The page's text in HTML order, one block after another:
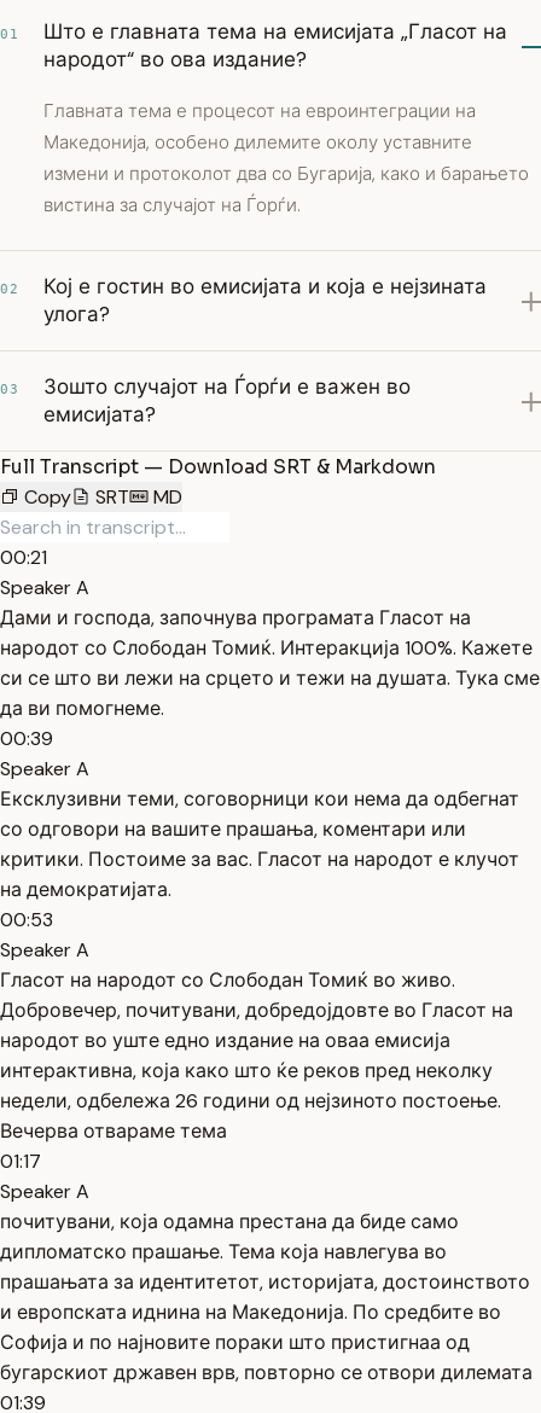
01
Што е главната тема на емисијата „Гласот на
народот“ во ова издание?
Главната тема е процесот на евроинтеграции на
Македонија, особено дилемите околу уставните
измени и протоколот два со Бугарија, како и барањето
вистина за случајот на Ѓорѓи.
02
Кој е гостин во емисијата и која е нејзината
улога?
03
Зошто случајот на Ѓорѓи е важен во
емисијата?
Full Transcript — Download SRT & Markdown
Copy
SRT MD
00:21
Speaker A
Дами и господа, започнува програмата Гласот на
народот со Слободан Томиќ. Интеракција 100%. Кажете
си се што ви лежи на срцето и тежи на душата. Тука сме
да ви помогнеме.
00:39
Speaker A
Ексклузивни теми, соговорници кои нема да одбегнат
со одговори на вашите прашања, коментари или
критики. Постоиме за вас. Гласот на народот е клучот
на демократијата.
00:53
Speaker A
Гласот на народот со Слободан Томиќ во живо.
Добровечер, почитувани, добредојдовте во Гласот на
народот во уште едно издание на оваа емисија
интерактивна, која како што ќе реков пред неколку
недели, одбележа 26 години од нејзиното постоење.
Вечерва отвараме тема
01:17
Speaker A
почитувани, која одамна престана да биде само
дипломатско прашање. Тема која навлегува во
прашањата за идентитетот, историјата, достоинството
и европската иднина на Македонија. По средбите во
Софија и по најновите пораки што пристигнаа од
бугарскиот државен врв, повторно се отвори дилемата
01:39